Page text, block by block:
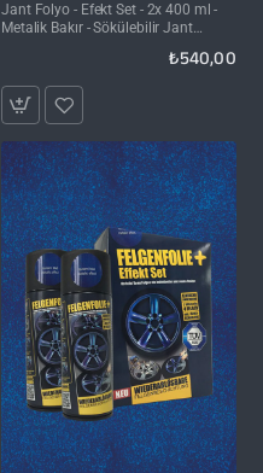
Jant Folyo - Efekt Set - 2x 400 ml -
Metalik Bakır - Sökülebilir Jant
₺540,00